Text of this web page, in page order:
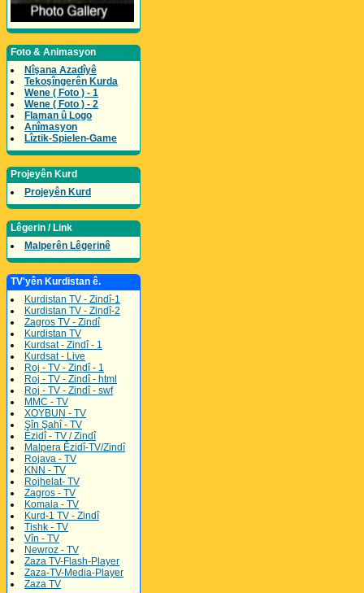
Foto & Animasyon
Nîşana Azadîyê
Tekoşîngerên Kurda
Wene ( Foto ) - 1
Wene ( Foto ) - 2
Flaman û Logo
Anîmasyon
Lîztik-Spielen-Game
Projeyên Kurd
Projeyên Kurd
Lêgerin / Link
Malperên Lêgerinê
TV'yên Kurdistan ê.
Kurdistan TV - Zindî-1
Kurdistan TV - Zindî-2
Zagros TV - Zindî
Kurdistan TV
Kurdsat - Zindî - 1
Kurdsat - Live
Roj - TV - Zindî - 1
Roj - TV - Zindî - html
Roj - TV - Zindî - swf
MMC - TV
XOYBUN - TV
Şîn Şahî - TV
Êzidî - TV / Zindî
Malpera Êzidî-TV/Zindî
Rojava - TV
KNN - TV
Rojhelat- TV
Zagros - TV
Komala - TV
Kurd-1 TV - Zindî
Tishk - TV
Vîn - TV
Newroz - TV
Zaza TV-Flash-Player
Zaza-TV-Media-Player
Zaza TV